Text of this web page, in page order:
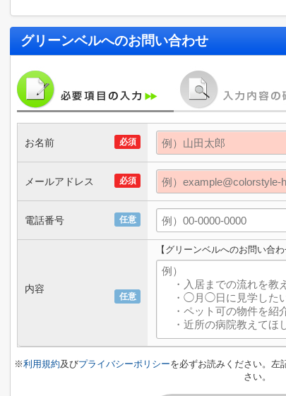
グリーンベルへのお問い合わせ
必須
お名前
必須
メールアドレス
任意
電話番号
任意
内容
【グリーンベルへのお問い合わ
※利用規約及びプライバシーポリシーを必ずお読みください。左
さい。